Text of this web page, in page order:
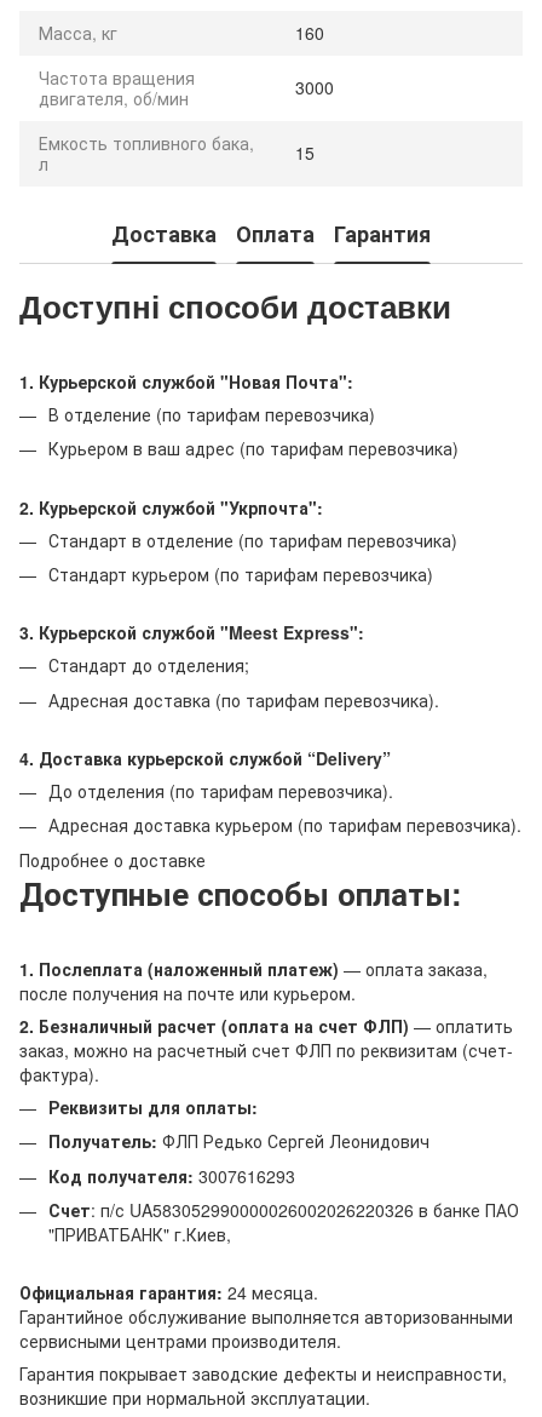
Масса, кг
160
Частота вращения
двигателя, об/мин
3000
Емкость топливного бака,
л
15
Доставка Оплата Гарантия
Доступні способи доставки
1. Курьерской службой "Новая Почта":
В отделение (по тарифам перевозчика)
Курьером в ваш адрес (по тарифам перевозчика)
2. Курьерской службой "Укрпочта":
Стандарт в отделение (по тарифам перевозчика)
Стандарт курьером (по тарифам перевозчика)
3. Курьерской службой "Meest Express":
Стандарт до отделения;
Адресная доставка (по тарифам перевозчика).
4. Доставка курьерской службой “Delivery”
До отделения (по тарифам перевозчика).
Адресная доставка курьером (по тарифам перевозчика).
Подробнее о доставке
Доступные способы оплаты:
1. Послеплата (наложенный платеж) — оплата заказа,
после получения на почте или курьером.
2. Безналичный расчет (оплата на счет ФЛП) — оплатить
заказ, можно на расчетный счет ФЛП по реквизитам (счет-
фактура).
Реквизиты для оплаты:
Получатель: ФЛП Редько Сергей Леонидович
Код получателя: 3007616293
Счет: п/с UA583052990000026002026220326 в банке ПАО
"ПРИВАТБАНК" г.Киев,
Официальная гарантия: 24 месяца.
Гарантийное обслуживание выполняется авторизованными
сервисными центрами производителя.
Гарантия покрывает заводские дефекты и неисправности,
возникшие при нормальной эксплуатации.